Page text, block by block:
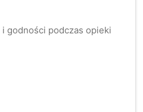
godności podczas opieki